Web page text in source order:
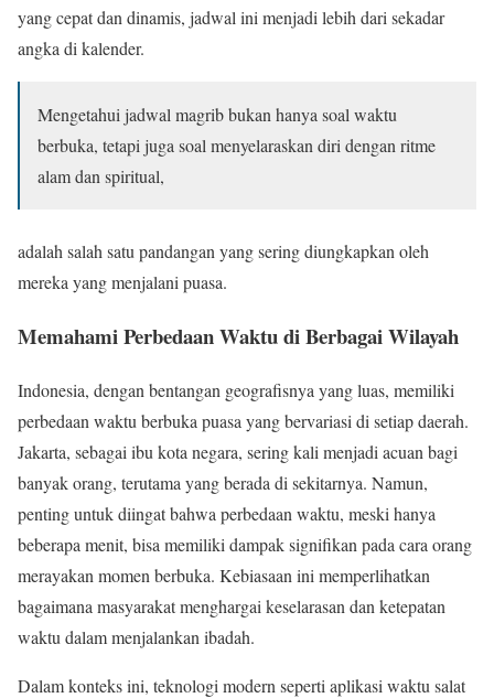
yang cepat dan dinamis, jadwal ini menjadi lebih dari sekadar
angka di kalender.
Mengetahui jadwal magrib bukan hanya soal waktu
berbuka, tetapi juga soal menyelaraskan diri dengan ritme
alam dan spiritual,
adalah salah satu pandangan yang sering diungkapkan oleh
mereka yang menjalani puasa.
Memahami Perbedaan Waktu di Berbagai Wilayah
Indonesia, dengan bentangan geografisnya yang luas, memiliki
perbedaan waktu berbuka puasa yang bervariasi di setiap daerah.
Jakarta, sebagai ibu kota negara, sering kali menjadi acuan bagi
banyak orang, terutama yang berada di sekitarnya. Namun,
penting untuk diingat bahwa perbedaan waktu, meski hanya
beberapa menit, bisa memiliki dampak signifikan pada cara orang
merayakan momen berbuka. Kebiasaan ini memperlihatkan
bagaimana masyarakat menghargai keselarasan dan ketepatan
waktu dalam menjalankan ibadah.
Dalam konteks ini, teknologi modern seperti aplikasi waktu salat